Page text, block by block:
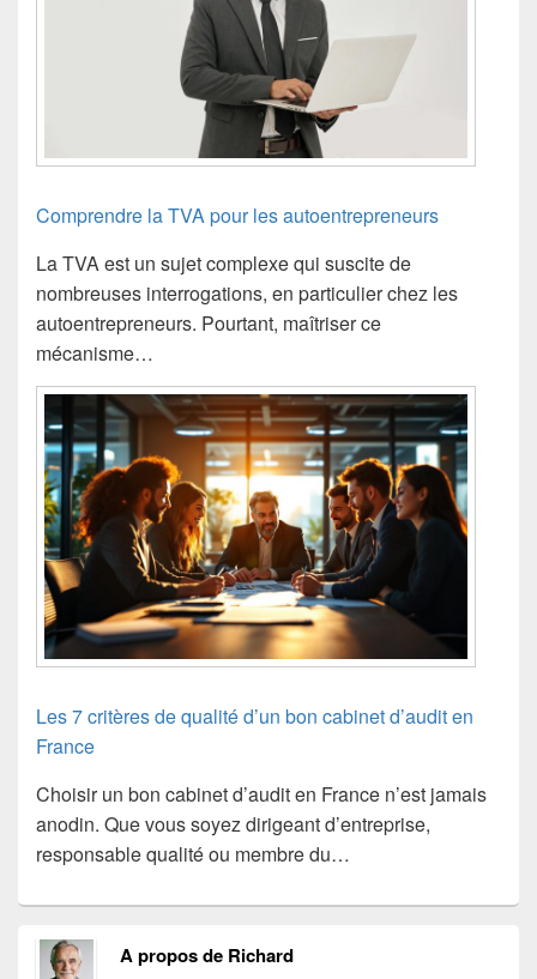
Comprendre la TVA pour les autoentrepreneurs
La TVA est un sujet complexe qui suscite de
nombreuses interrogations, en particulier chez les
autoentrepreneurs. Pourtant, maîtriser ce
mécanisme…
Les 7 critères de qualité d’un bon cabinet d’audit en
France
Choisir un bon cabinet d’audit en France n’est jamais
anodin. Que vous soyez dirigeant d’entreprise,
responsable qualité ou membre du…
A propos de Richard